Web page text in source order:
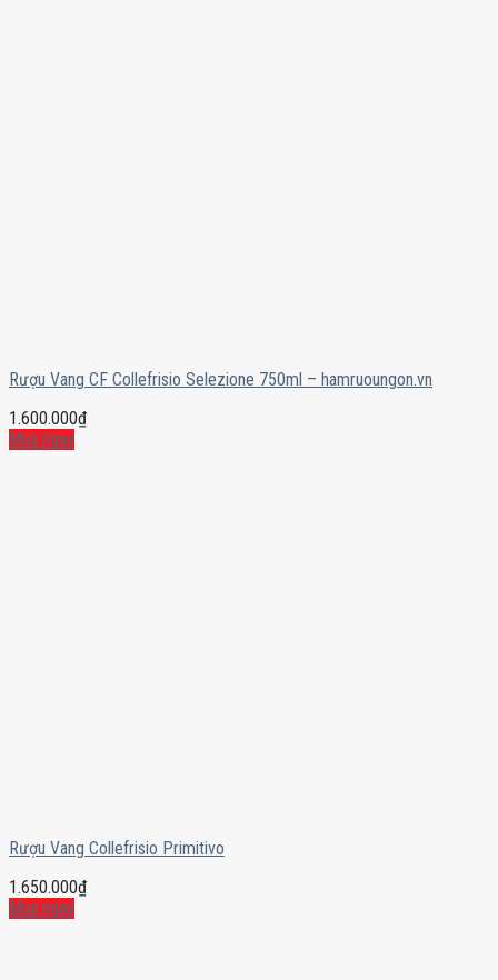
Rượu Vang CF Collefrisio Selezione 750ml – hamruoungon.vn
1.600.000₫
Mua ngay
Rượu Vang Collefrisio Primitivo
1.650.000₫
Mua ngay